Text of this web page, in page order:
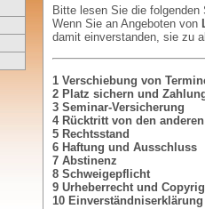
Bitte lesen Sie die
Wenn Sie an Angeboten von
damit einverstanden, sie zu
1 Verschiebung von
2 Platz sichern und
3 Seminar-Versicherung
4 Rücktritt von den
5 Rechtsstand
6 Haftung und Ausschluss
7 Abstinenz
8 Schweigepflicht
9 Urheberrecht und
10 Einverständniserklärung